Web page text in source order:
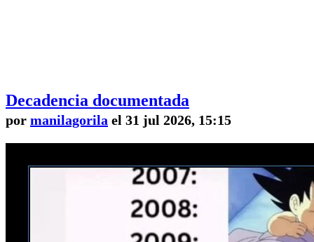
Decadencia documentada
por manilagorila el 31 jul 2026, 15:15